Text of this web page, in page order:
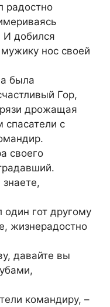
радостно
И добился
нос своей
была
Гор,
дрожащая
с
своего
гот другому
жизнерадостно
давайте вы
командиру, –